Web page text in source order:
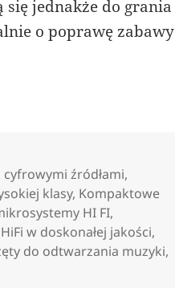
jednakże do grania
o poprawę zabawy
źródłami,
klasy, Kompaktowe
HI FI,
w doskonałej jakości,
do odtwarzania muzyki,